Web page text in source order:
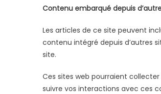
Contenu embarqué depuis
Les articles de ce site peuvent
contenu intégré depuis d’autres
site.
Ces sites web pourraient
suivre vos interactions avec ces